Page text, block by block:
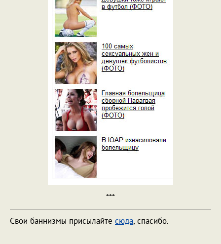
***
Свои баннизмы присылайте сюда, спасибо.